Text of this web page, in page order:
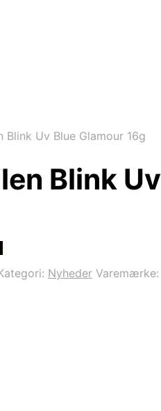
Blink Uv Blue Glamour 16g
Blink
Nyheder Varemærke: